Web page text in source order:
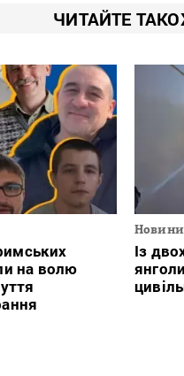
ЧИТАЙТЕ
на волю
Новини
Із